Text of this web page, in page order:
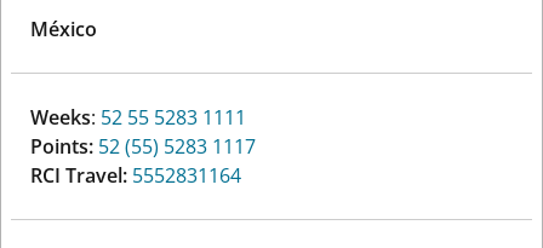
México
Weeks: 52 55 5283 1111
Points: 52 (55) 5283 1117
RCI Travel: 5552831164